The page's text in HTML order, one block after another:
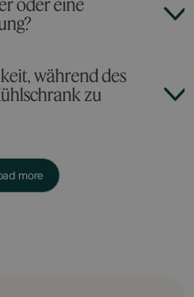
während des
zu
more